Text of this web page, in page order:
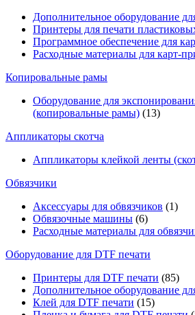
Дополнительное оборудование
Принтеры для печати
Программное обеспечение для
Расходные материалы для карт-
Копировальные рамы
Оборудование для
(копировальные рамы) (13)
Аппликаторы скотча
Аппликаторы клейкой ленты
Обвязчики
Аксессуары для обвязчиков (1)
Обвязочные машины (6)
Расходные материалы для
Оборудование для DTF печати
Принтеры для DTF печати (85)
Дополнительное оборудование
Клей для DTF печати (15)